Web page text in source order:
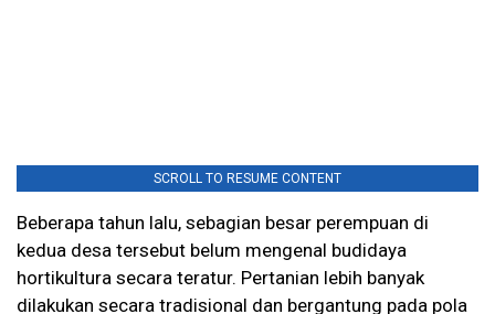
SCROLL TO RESUME CONTENT
Beberapa tahun lalu, sebagian besar perempuan di
kedua desa tersebut belum mengenal budidaya
hortikultura secara teratur. Pertanian lebih banyak
dilakukan secara tradisional dan bergantung pada pola